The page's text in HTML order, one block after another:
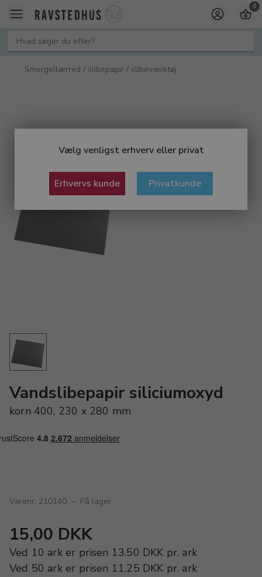
Vælg venligst erhverv eller privat
Erhvervs kunde Privatkunde
0
Smergellærred / slibepapir / slibeværktøj
Vandslibepapir siliciumoxyd
korn 400, 230 x 280 mm
Varenr. 210140 – På lager
15,00 DKK
Ved 10 arker prisen 13.50 DKK pr.ark
Ved 50 arker prisen 11.25 DKK pr.ark